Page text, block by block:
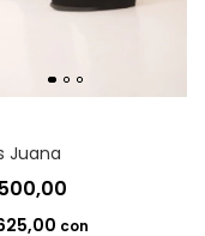
Juana
con